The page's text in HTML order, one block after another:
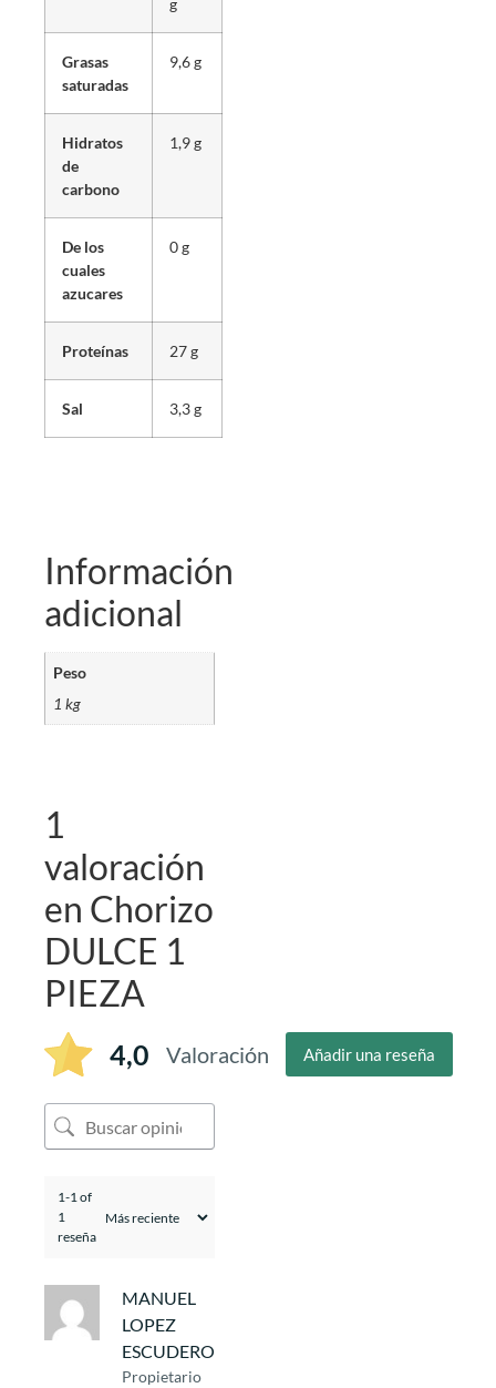
Grasas
saturadas
9,6 g
Hidratos
de
carbono
1,9 g
De los
cuales
azucares
0 g
Proteínas 27 g
Sal 3,3 g
Información
adicional
Peso
1 kg
1
valoración
en Chorizo
DULCE 1
PIEZA
4,0 Valoración Añadir una reseña
1-1 of
1
reseña
MANUEL
LOPEZ
ESCUDERO
Propietario